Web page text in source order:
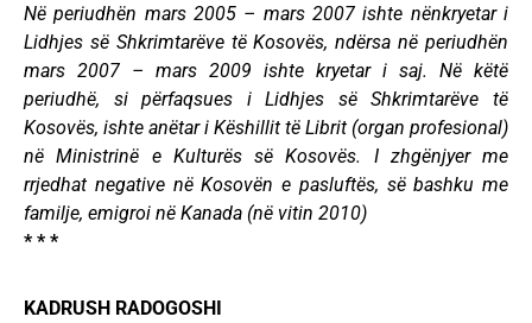
Në periudhën mars 2005 – mars 2007 ishte nënkryetar i
Lidhjes së Shkrimtarëve të Kosovës, ndërsa në periudhën
mars 2007 – mars 2009 ishte kryetar i saj. Në këtë
periudhë, si përfaqsues i Lidhjes së Shkrimtarëve të
Kosovës, ishte anëtar i Këshillit të Librit (organ profesional)
në Ministrinë e Kulturës së Kosovës. I zhgënjyer me
rrjedhat negative në Kosovën e pasluftës, së bashku me
familje, emigroi në Kanada (në vitin 2010)
* * *
KADRUSH RADOGOSHI